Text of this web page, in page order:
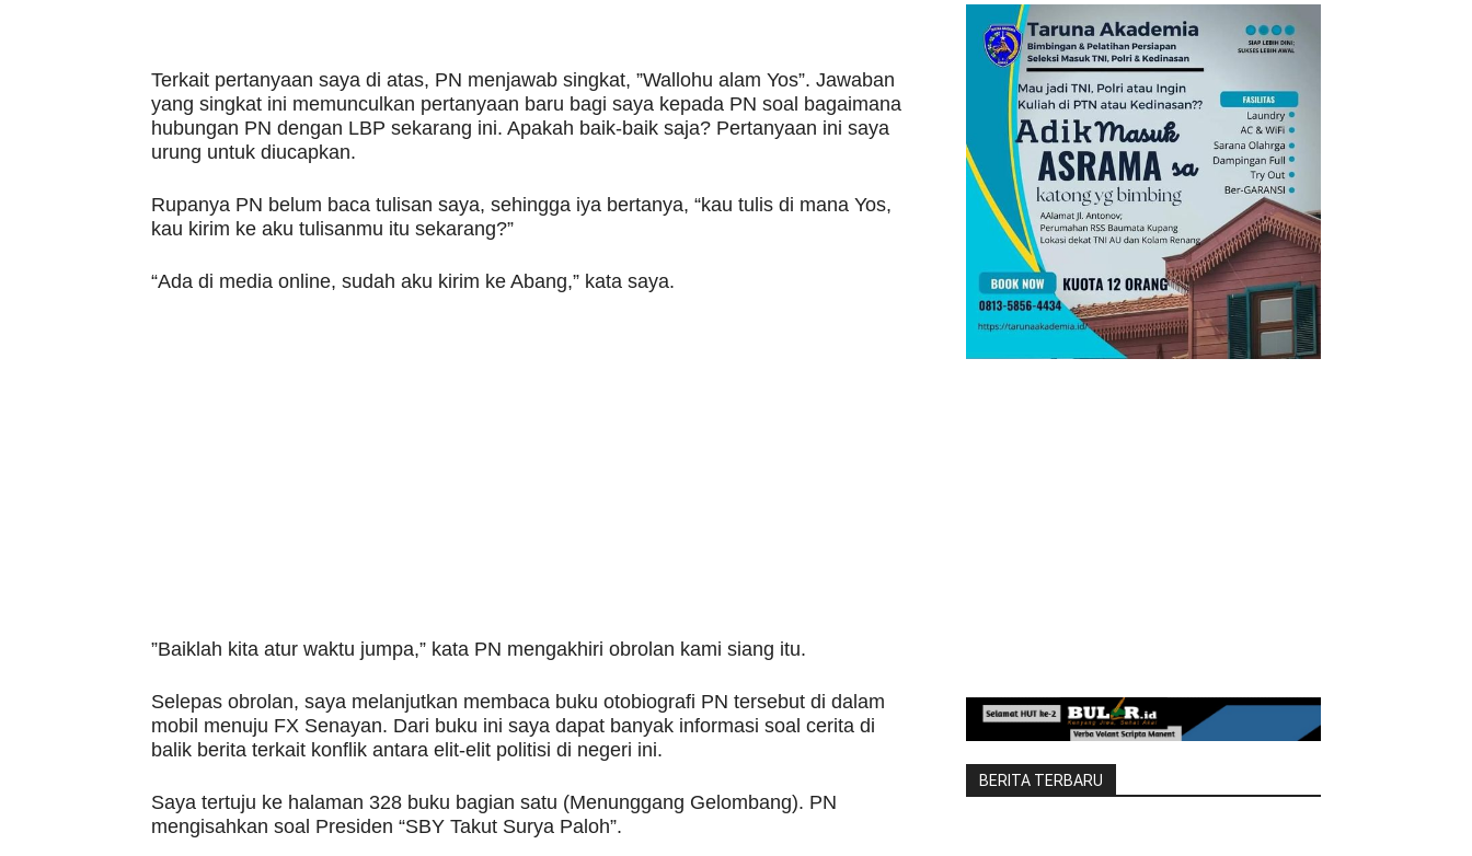
Terkait pertanyaan saya di atas, PN menjawab singkat, ”Wallohu alam Yos”. Jawaban
yang singkat ini memunculkan pertanyaan baru bagi saya kepada PN soal bagaimana
hubungan PN dengan LBP sekarang ini. Apakah baik-baik saja? Pertanyaan ini saya
urung untuk diucapkan.
Rupanya PN belum baca tulisan saya, sehingga iya bertanya, “kau tulis di mana Yos,
kau kirim ke aku tulisanmu itu sekarang?”
“Ada di media online, sudah aku kirim ke Abang,” kata saya.
”Baiklah kita atur waktu jumpa,” kata PN mengakhiri obrolan kami siang itu.
Selepas obrolan, saya melanjutkan membaca buku otobiografi PN tersebut di dalam
mobil menuju FX Senayan. Dari buku ini saya dapat banyak informasi soal cerita di
balik berita terkait konflik antara elit-elit politisi di negeri ini.
Saya tertuju ke halaman 328 buku bagian satu (Menunggang Gelombang). PN
mengisahkan soal Presiden “SBY Takut Surya Paloh”.
BERITA TERBARU